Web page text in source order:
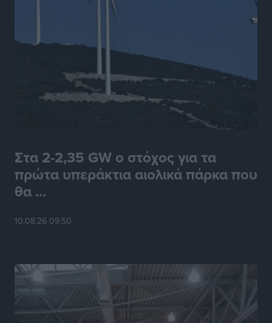
Στα 2-2,35 GW ο στόχος για τα
πρώτα υπεράκτια αιολικά πάρκα που
θα ...
10.08.26 09:50